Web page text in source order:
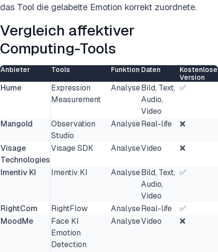
das Tool die gelabelte Emotion korrekt zuordnete.
Vergleich affektiver
Computing-Tools
Anbieter Tools Funktion Daten
Kostenlose
Version
Hume
Expression
Measurement
AnalyseBild, Text,
Audio,
Video
✅
Mangold
Observation
Studio
AnalyseReal-life ❌
Visage
Technologies
Visage SDK AnalyseVideo ❌
Imentiv KI Imentiv KI AnalyseBild, Text,
Audio,
Video
✅
RightCom RightFlow AnalyseReal-life
✅
MoodMe
Face KI
Emotion
Detection
AnalyseVideo ❌